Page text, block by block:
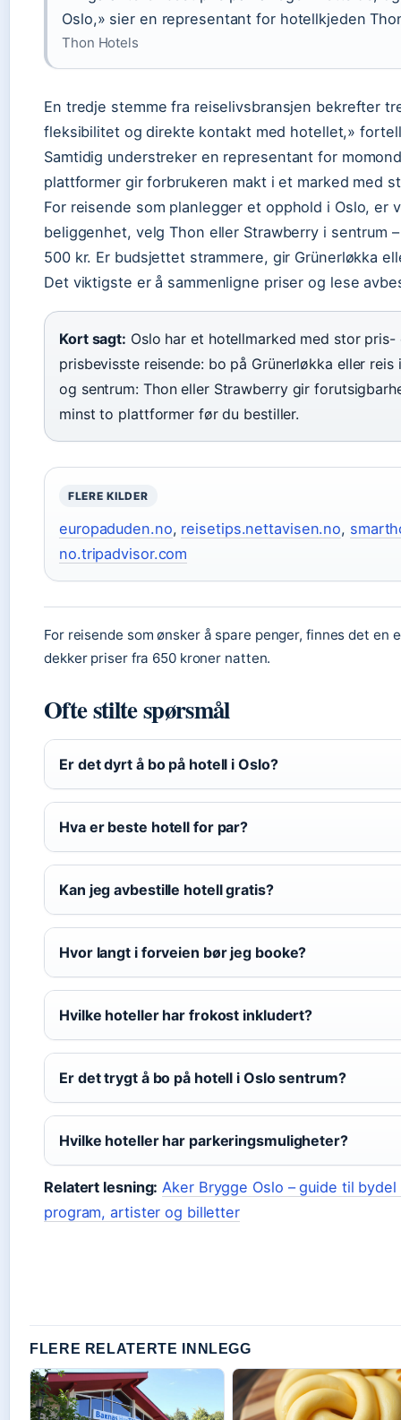
Oslo,» sier en representant for hotellkjeden
Thon Hotels
En tredje stemme fra reiselivsbransjen bekrefter
fleksibilitet og direkte kontakt med hotellet,»
Samtidig understreker en representant for
plattformer gir forbrukeren makt i et marked med
For reisende som planlegger et opphold i Oslo, er
beliggenhet, velg Thon eller Strawberry i sentrum
500 kr. Er budsjettet strammere, gir Grünerløkka
Det viktigste er å sammenligne priser og lese
Kort sagt: Oslo har et hotellmarked med stor
prisbevisste reisende: bo på Grünerløkka eller
og sentrum: Thon eller Strawberry gir
minst to plattformer før du bestiller.
FLERE KILDER
europaduden.no, reisetips.nettavisen.no,
no.tripadvisor.com
For reisende som ønsker å spare penger, finnes det en
dekker priser fra 650 kroner natten.
Ofte stilte spørsmål
Er det dyrt å bo på hotell i Oslo?
Hva er beste hotell for par?
Kan jeg avbestille hotell gratis?
Hvor langt i forveien bør jeg booke?
Hvilke hoteller har frokost inkludert?
Er det trygt å bo på hotell i Oslo sentrum?
Hvilke hoteller har parkeringsmuligheter?
Relatert lesning: Aker Brygge Oslo – guide til
program, artister og billetter
FLERE RELATERTE INNLEGG